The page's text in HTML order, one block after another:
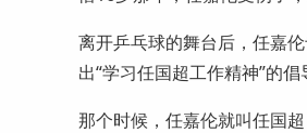
离开乒乓球的舞台后，任嘉
出“学习任国超工作精神”的倡
那个时候，任嘉伦就叫任国